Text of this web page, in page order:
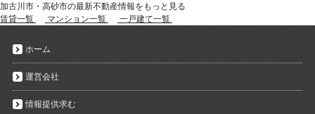
加古川市・高砂市の最新不動産情報をもっと見る
賃貸一覧
マンション一覧 一戸建て一覧
ホーム
運営会社
情報提供求む